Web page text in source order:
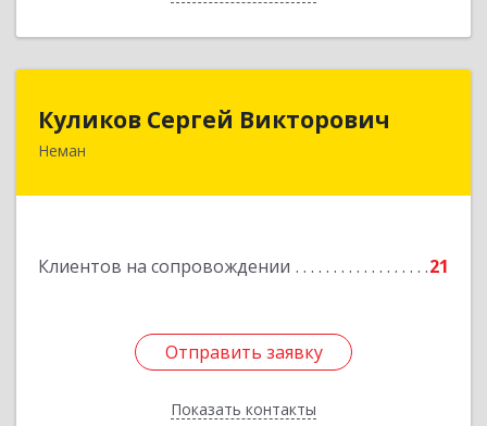
Куликов Сергей Викторович
Неман
Клиентов на сопровождении 21
Отправить заявку
Показать контакты
Куликов Сергей Викторович
Отправить заявку
Назад